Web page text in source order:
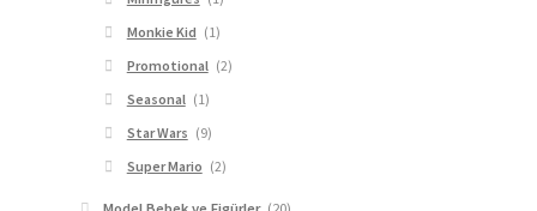
Monkie Kid (1)
Promotional (2)
Seasonal (1)
Star Wars (9)
Super Mario (2)